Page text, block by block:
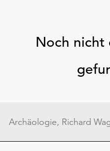
Noch nicht